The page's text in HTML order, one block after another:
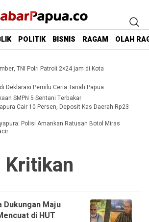
POLITIK BISNIS RAGAM OLAH
TNI Polri Patroli 2×24 jam di Kota
Deklarasi Pemilu Ceria Tanah Papua
SMPN 5 Sentani Terbakar
Cair 10 Persen, Deposit Kas Daerah Rp23
Polisi Amankan Ratusan Botol Miras
Kritikan
Dukungan Maju
di HUT